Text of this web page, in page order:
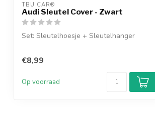
TBU CAR®
Audi Sleutel Cover - Zwart
Set: Sleutelhoesje + Sleutelhanger
€8,99
Op voorraad